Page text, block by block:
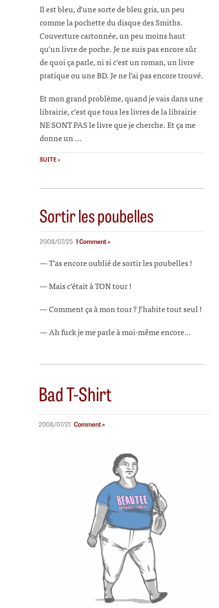
Il est bleu, d’une sorte de bleu gris, un peu
comme la pochette du disque des Smiths.
Couverture cartonnée, un peu moins haut
qu’un livre de poche. Je ne suis pas encore sûr
de quoi ça parle, ni si c’est un roman, un livre
pratique ou une BD. Je ne l’ai pas encore trouvé.
Et mon grand problème, quand je vais dans une
librairie, c’est que tous les livres de la librairie
NE SONT PAS le livre que je cherche. Et ça me
donne un …
SUITE »
Sortir les poubelles
2008/07/25 1 Comment »
— T’as encore oublié de sortir les poubelles !
— Mais c’était à TON tour !
— Comment ça à mon tour ? J’habite tout seul !
— Ah fuck je me parle à moi-même encore…
Bad T-Shirt
2008/07/21 Comment »